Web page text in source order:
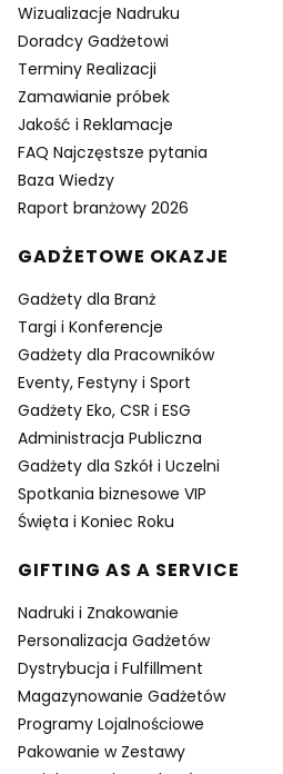
Wizualizacje Nadruku
Doradcy Gadżetowi
Terminy Realizacji
Zamawianie próbek
Jakość i Reklamacje
FAQ Najczęstsze pytania
Baza Wiedzy
Raport branżowy 2026
GADŻETOWE OKAZJE
Gadżety dla Branż
Targi i Konferencje
Gadżety dla Pracowników
Eventy, Festyny i Sport
Gadżety Eko, CSR i ESG
Administracja Publiczna
Gadżety dla Szkół i Uczelni
Spotkania biznesowe VIP
Święta i Koniec Roku
GIFTING AS A SERVICE
Nadruki i Znakowanie
Personalizacja Gadżetów
Dystrybucja i Fulfillment
Magazynowanie Gadżetów
Programy Lojalnościowe
Pakowanie w Zestawy